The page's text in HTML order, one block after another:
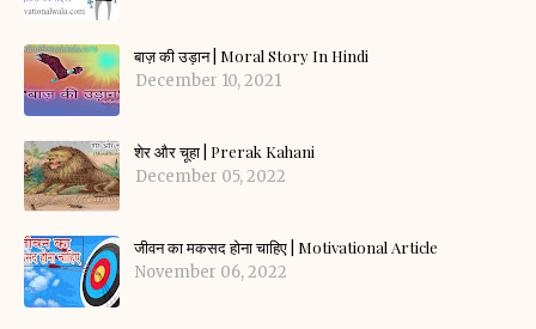
बाज़ की उड़ान | Moral Story In Hindi
December 10, 2021
शेर और चूहा | Prerak Kahani
December 05, 2022
जीवन का मकसद होना चाहिए | Motivational Article
November 06, 2022